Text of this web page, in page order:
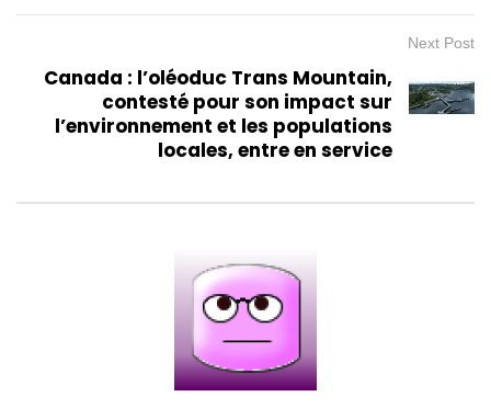
Next Post
Canada : l’oléoduc Trans Mountain,
contesté pour son impact sur
l’environnement et les populations
locales, entre en service